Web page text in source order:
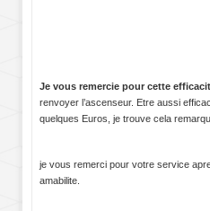
Je vous remercie pour cette
renvoyer l’ascenseur. Etre aussi
quelques Euros, je trouve cela
je vous remerci pour votre service
amabilite.